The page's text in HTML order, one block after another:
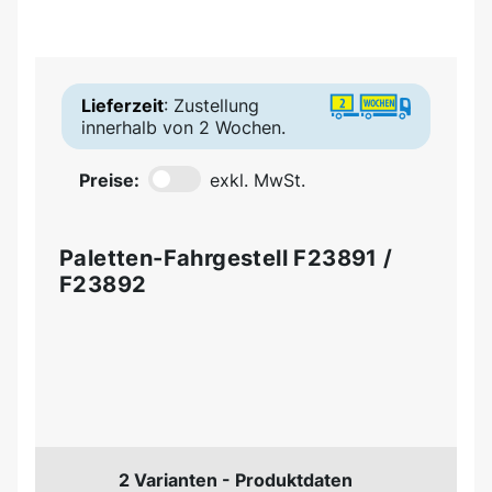
Lieferzeit: Zustellung
innerhalb von 2 Wochen.
Preise: exkl. MwSt.
Paletten-Fahrgestell F23891 /
F23892
2 Varianten - Produktdaten